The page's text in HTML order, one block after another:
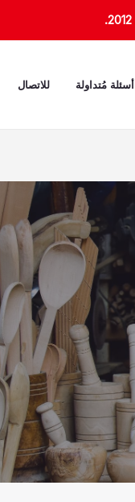
أسئلة مُتداولة للاتصال